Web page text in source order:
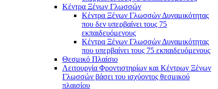
Κέντρα Ξένων Γλωσσών
Kέντρα Ξένων Γλωσσών Δυναμικότητας
που δεν υπερβαίνει τους 75
εκπαιδευόμενους
Kέντρα Ξένων Γλωσσών Δυναμικότητας
που υπερβαίνει τους 75 εκπαιδευόμενους
Θεσμικό Πλαίσιο
Λειτουργία Φροντιστηρίων και Κέντρων Ξένων
Γλωσσών βάσει του ισχύοντος θεσμικού
πλαισίου